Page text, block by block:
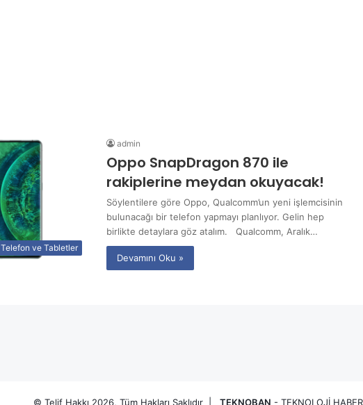
Telefon ve Tabletler
admin
Oppo SnapDragon 870 ile
rakiplerine meydan okuyacak!
Söylentilere göre Oppo, Qualcomm’un yeni işlemcisinin
bulunacağı bir telefon yapmayı planlıyor. Gelin hep
birlikte detaylara göz atalım. Qualcomm, Aralık…
Devamını Oku »
© Telif Hakkı 2026, Tüm Hakları Saklıdır | TEKNOBAN - TEKNOLOJİ